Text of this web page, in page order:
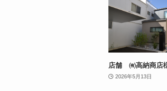
店舗 ㈲高納商店
2026年5月13日